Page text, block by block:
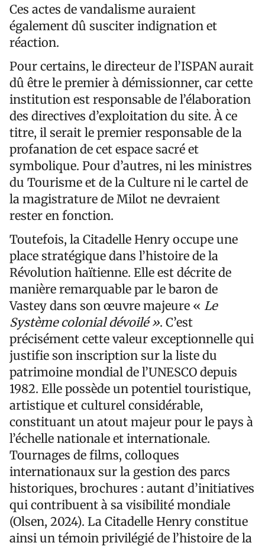
Ces actes de vandalisme auraient
également dû susciter indignation et
réaction.
Pour certains, le directeur de l’ISPAN aurait
dû être le premier à démissionner, car cette
institution est responsable de l’élaboration
des directives d’exploitation du site. À ce
titre, il serait le premier responsable de la
profanation de cet espace sacré et
symbolique. Pour d’autres, ni les ministres
du Tourisme et de la Culture ni le cartel de
la magistrature de Milot ne devraient
rester en fonction.
Toutefois, la Citadelle Henry occupe une
place stratégique dans l’histoire de la
Révolution haïtienne. Elle est décrite de
manière remarquable par le baron de
Vastey dans son œuvre majeure « Le
Système colonial dévoilé ». C’est
précisément cette valeur exceptionnelle qui
justifie son inscription sur la liste du
patrimoine mondial de l’UNESCO depuis
1982. Elle possède un potentiel touristique,
artistique et culturel considérable,
constituant un atout majeur pour le pays à
l’échelle nationale et internationale.
Tournages de films, colloques
internationaux sur la gestion des parcs
historiques, brochures : autant d’initiatives
qui contribuent à sa visibilité mondiale
(Olsen, 2024). La Citadelle Henry constitue
ainsi un témoin privilégié de l’histoire de la